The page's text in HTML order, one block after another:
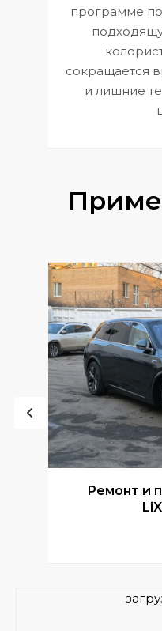
программе
сокращается
и лишние
Ремонт и